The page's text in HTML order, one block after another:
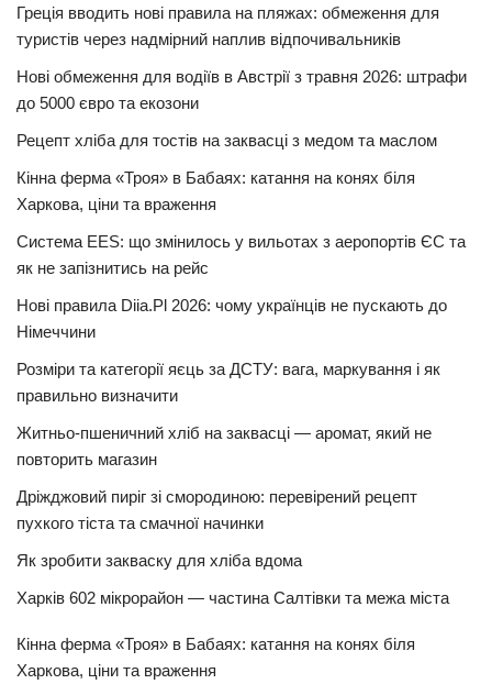
Греція вводить нові правила на пляжах: обмеження для
туристів через надмірний наплив відпочивальників
Нові обмеження для водіїв в Австрії з травня 2026: штрафи
до 5000 євро та екозони
Рецепт хліба для тостів на заквасці з медом та маслом
Кінна ферма «Троя» в Бабаях: катання на конях біля
Харкова, ціни та враження
Система EES: що змінилось у вильотах з аеропортів ЄС та
як не запізнитись на рейс
Нові правила Diia.Pl 2026: чому українців не пускають до
Німеччини
Розміри та категорії яєць за ДСТУ: вага, маркування і як
правильно визначити
Житньо-пшеничний хліб на заквасці — аромат, який не
повторить магазин
Дріжджовий пиріг зі смородиною: перевірений рецепт
пухкого тіста та смачної начинки
Як зробити закваску для хліба вдома
Харків 602 мікрорайон — частина Салтівки та межа міста
Кінна ферма «Троя» в Бабаях: катання на конях біля
Харкова, ціни та враження